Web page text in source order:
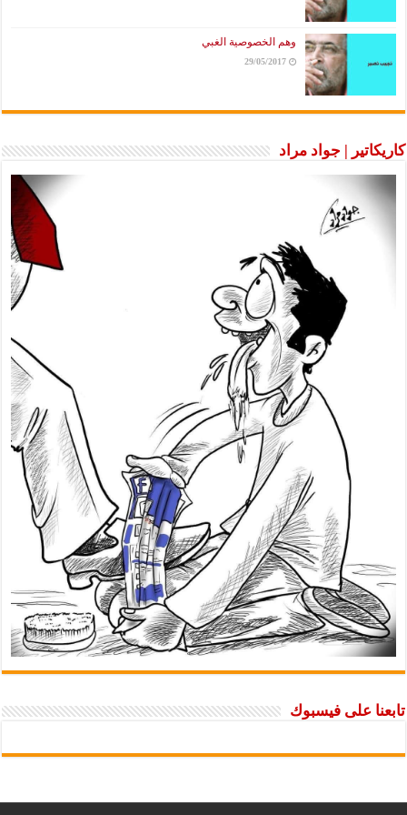
وهم الخصوصية الغبي
29/05/2017
كاريكاتير | جواد مراد
تابعنا على فيسبوك